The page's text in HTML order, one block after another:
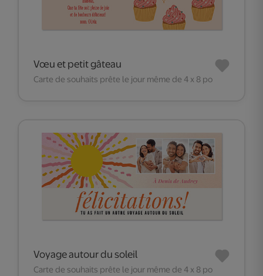
Vœu et petit gâteau
Carte de souhaits prête le jour même de 4 x 8 po
Voyage autour du soleil
Carte de souhaits prête le jour même de 4 x 8 po